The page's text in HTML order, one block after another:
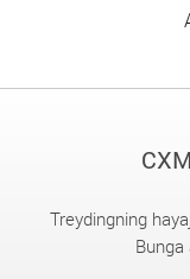
Treydingning